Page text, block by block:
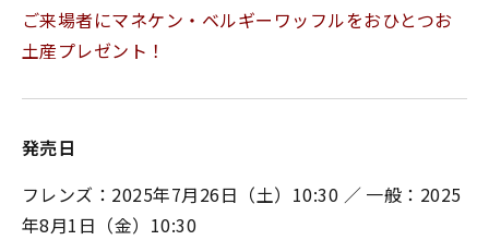
ご来場者にマネケン・ベルギーワッフルをおひとつお
土産プレゼント！
発売日
フレンズ：2025年7月26日（土）10:30 ／ 一般：2025
年8月1日（金）10:30